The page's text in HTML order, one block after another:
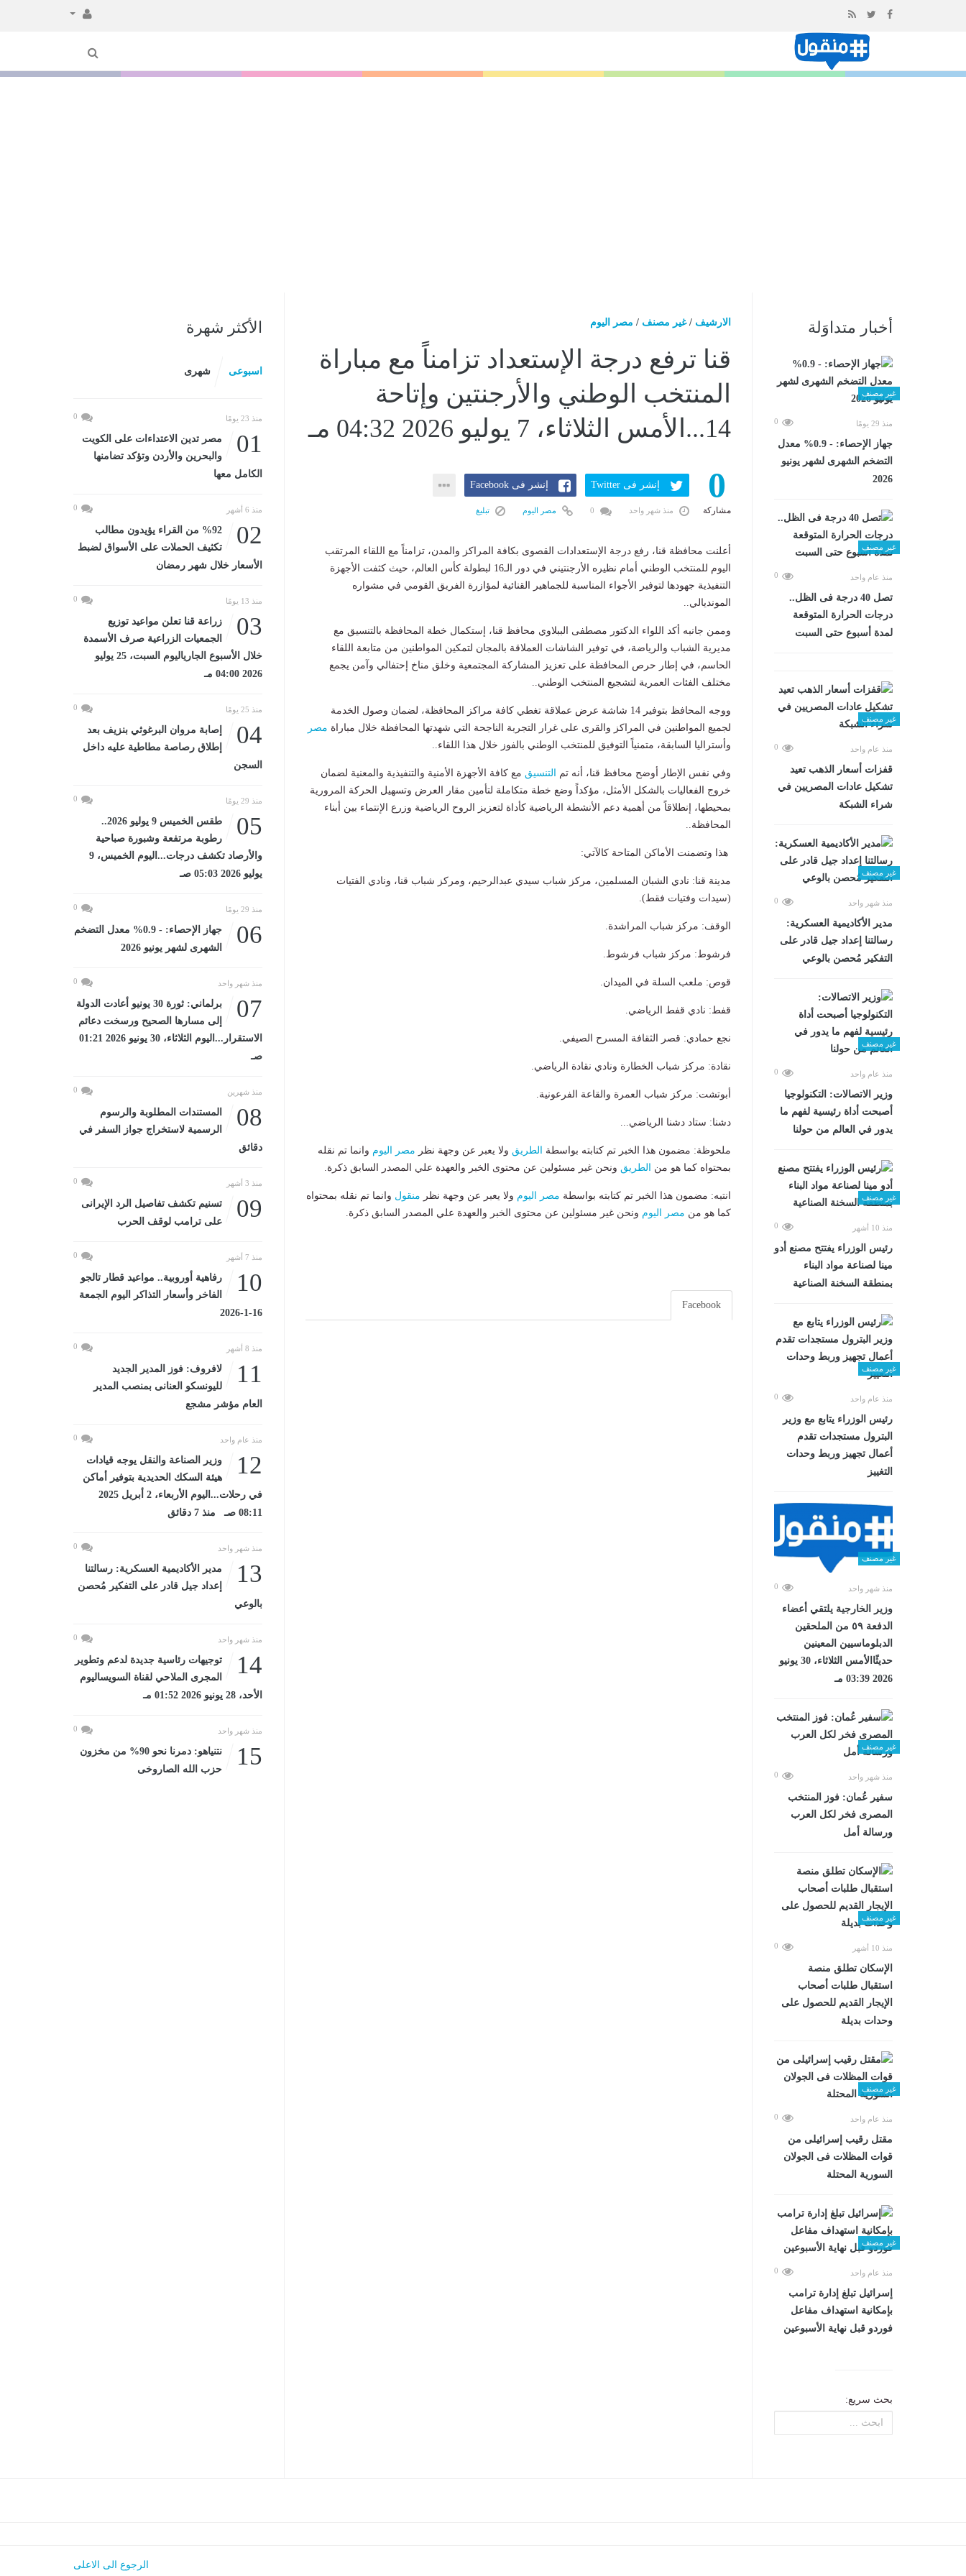
المحتوى
أخبار متداوَلة
غير مصنف
منذ 29 يومًا 0
جهاز الإحصاء: - 0.9% معدل
التضخم الشهرى لشهر يونيو
2026
غير مصنف
منذ عام واحد 0
تصل 40 درجة فى الظل..
درجات الحرارة المتوقعة
لمدة أسبوع حتى السبت
غير مصنف
منذ عام واحد 0
قفزات أسعار الذهب تعيد
تشكيل عادات المصريين في
شراء الشبكة
غير مصنف
منذ شهر واحد 0
مدير الأكاديمية العسكرية:
رسالتنا إعداد جيل قادر على
التفكير مُحصن بالوعي
غير مصنف
منذ عام واحد 0
وزير الاتصالات: التكنولوجيا
أصبحت أداة رئيسية لفهم ما
يدور في العالم من حولنا
غير مصنف
منذ 10 أشهر 0
رئيس الوزراء يفتتح مصنع أدو
مينا لصناعة مواد البناء
بمنطقة السخنة الصناعية
غير مصنف
منذ عام واحد 0
رئيس الوزراء يتابع مع وزير
البترول مستجدات تقدم
أعمال تجهيز وربط وحدات
التغييز
غير مصنف
منذ شهر واحد 0
وزير الخارجية يلتقي أعضاء
الدفعة ٥٩ من الملحقين
الدبلوماسيين المعينين
حديثًاالأمس الثلاثاء، 30 يونيو
2026 03:39 مـ
غير مصنف
منذ شهر واحد 0
سفير عُمان: فوز المنتخب
المصرى فخر لكل العرب
ورسالة أمل
غير مصنف
منذ 10 أشهر 0
الإسكان تطلق منصة
استقبال طلبات أصحاب
الإيجار القديم للحصول على
وحدات بديلة
غير مصنف
منذ عام واحد 0
مقتل رقيب إسرائيلى من
قوات المظلات فى الجولان
السورية المحتلة
غير مصنف
منذ عام واحد 0
إسرائيل تبلغ إدارة ترامب
بإمكانية استهداف مفاعل
فوردو قبل نهاية الأسبوعين
بحث سريع:
الارشيف /غير مصنف / مصر اليوم
قنا ترفع درجة الإستعداد تزامناً مع مباراة
المنتخب الوطني والأرجنتين وإتاحة
14...الأمس الثلاثاء، 7 يوليو 2026 04:32 مـ
0
مشاركة
إنشر فى Twitter إنشر فى Facebook
منذ شهر واحد مصر اليوم تبليغ
أعلنت محافظة قنا، رفع درجة الإستعدادات القصوى بكافة المراكز والمدن، تزامناً مع اللقاء المرتقب
اليوم للمنتخب الوطني أمام نظيره الأرجنتيني في دور الـ16 لبطولة كأس العالم، حيث كثفت الأجهزة
التنفيذية جهودها لتوفير الأجواء المناسبة للجماهير القنائية لمؤازرة الفريق القومي في مشواره
المونديالي..
وممن جانبه أكد اللواء الدكتور مصطفى الببلاوي محافظ قنا، إستكمال خطة المحافظة بالتنسيق مع
مديرية الشباب والرياضة، في توفير الشاشات العملاقة بالمجان لتمكين المواطنين من متابعة اللقاء
الحاسم، في إطار حرص المحافظة على تعزيز المشاركة المجتمعية وخلق مناخ إحتفالي وآمن يجمع
مختلف الفئات العمرية لتشجيع المنتخب الوطني..
ووجه المحافظ بتوفير 14 شاشة عرض عملاقة تغطي كافة مراكز المحافظة، لضمان وصول الخدمة
لجميع المواطنين في المراكز والقرى على غرار التجربة الناجحة التي شهدتها المحافظة خلال مباراة مصر
وأستراليا السابقة، متمنياً التوفيق للمنتخب الوطني بالفوز خلال هذا اللقاء..
وفي نفس الإطار أوضح محافظ قنا، أنه تم التنسيق مع كافة الأجهزة الأمنية والتنفيذية والمعنية لضمان
خروج الفعاليات بالشكل الأمثل، مؤكداً وضع خطة متكاملة لتأمين مقار العرض وتسهيل الحركة المرورية
بمحيطها، إنطلاقاً من أهمية دعم الأنشطة الرياضية كأداة لتعزيز الروح الرياضية وزرع الإنتماء بين أبناء
المحافظة..
هذا وتضمنت الأماكن المتاحة كالآتي:
مدينة قنا: نادي الشبان المسلمين، مركز شباب سيدي عبدالرحيم، ومركز شباب قنا، ونادي الفتيات
(سيدات وفتيات فقط).
الوقف: مركز شباب المراشدة.
فرشوط: مركز شباب فرشوط.
قوص: ملعب السلة في الميدان.
قفط: نادي قفط الرياضي.
نجع حمادي: قصر الثقافة المسرح الصيفي.
نقادة: مركز شباب الخطارة ونادي نقادة الرياضي.
أبوتشت: مركز شباب العمرة والقاعة الفرعونية.
دشنا: ستاد دشنا الرياضي...
ملحوظة: مضمون هذا الخبر تم كتابته بواسطة الطريق ولا يعبر عن وجهة نظر مصر اليوم وانما تم نقله
بمحتواه كما هو من
الطريق ونحن غير مسئولين عن محتوى الخبر والعهدة علي المصدر السابق ذكرة.
انتبه: مضمون هذا الخبر تم كتابته بواسطة مصر اليوم ولا يعبر عن وجهة نظر منقول وانما تم نقله بمحتواه
كما هو من مصر اليوم ونحن غير مسئولين عن محتوى الخبر والعهدة علي المصدر السابق ذكرة.
Facebook
الأكثر شهرة
اسبوعى شهرى
منذ 23 يومًا 0
01
مصر تدين الاعتداءات على الكويت
والبحرين والأردن وتؤكد تضامنها
الكامل معها
منذ 6 أشهر 0
02
%92 من القراء يؤيدون مطالب
تكثيف الحملات على الأسواق لضبط
الأسعار خلال شهر رمضان
منذ 13 يومًا 0
03
زراعة قنا تعلن مواعيد توزيع
الجمعيات الزراعية صرف الأسمدة
خلال الأسبوع الجارياليوم السبت، 25 يوليو
2026 04:00 مـ
منذ 25 يومًا 0
04
إصابة مروان البرغوثي بنزيف بعد
إطلاق رصاصة مطاطية عليه داخل
السجن
منذ 29 يومًا 0
05
طقس الخميس 9 يوليو 2026..
رطوبة مرتفعة وشبورة صباحية
والأرصاد تكشف درجات...اليوم الخميس، 9
يوليو 2026 05:03 صـ
منذ 29 يومًا 0
06
جهاز الإحصاء: - 0.9% معدل التضخم
الشهرى لشهر يونيو 2026
منذ شهر واحد 0
07
برلماني: ثورة 30 يونيو أعادت الدولة
إلى مسارها الصحيح ورسخت دعائم
الاستقرار...اليوم الثلاثاء، 30 يونيو 2026 01:21
صـ
منذ شهرين 0
08
المستندات المطلوبة والرسوم
الرسمية لاستخراج جواز السفر في
دقائق
منذ 3 أشهر 0
09
تسنيم تكشف تفاصيل الرد الإيرانى
على ترامب لوقف الحرب
منذ 7 أشهر 0
10
رفاهية أوروبية.. مواعيد قطار تالجو
الفاخر وأسعار التذاكر اليوم الجمعة
16-1-2026
منذ 8 أشهر 0
11
لافروف: فوز المدير الجديد
لليونسكو العنانى بمنصب المدير
العام مؤشر مشجع
منذ عام واحد 0
12
وزير الصناعة والنقل يوجه قيادات
هيئة السكك الحديدية بتوفير أماكن
في رحلات...اليوم الأربعاء، 2 أبريل 2025
08:11 صـ منذ 7 دقائق
منذ شهر واحد 0
13
مدير الأكاديمية العسكرية: رسالتنا
إعداد جيل قادر على التفكير مُحصن
بالوعي
منذ شهر واحد 0
14
توجيهات رئاسية جديدة لدعم وتطوير
المجرى الملاحي لقناة السويساليوم
الأحد، 28 يونيو 2026 01:52 مـ
منذ شهر واحد 0
15
نتنياهو: دمرنا نحو 90% من مخزون
حزب الله الصاروخى
الرجوع الى الاعلى